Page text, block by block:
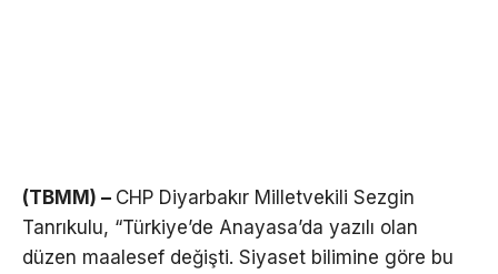
(TBMM) – CHP Diyarbakır Milletvekili Sezgin
Tanrıkulu, “Türkiye’de Anayasa’da yazılı olan
düzen maalesef değişti. Siyaset bilimine göre bu